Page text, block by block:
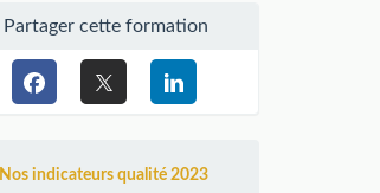
Partager cette formation
Nos indicateurs qualité 2023